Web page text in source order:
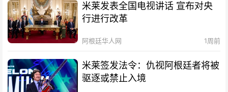
米莱发表全国电视讲话 宣布对央
行进行改革
阿根廷华人网 1周前
米莱签发法令：仇视阿根廷者将被
驱逐或禁止入境